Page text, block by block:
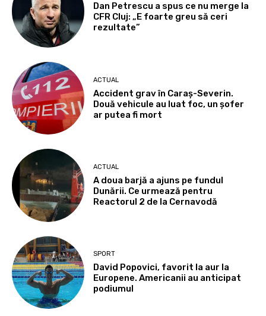
Dan Petrescu a spus ce nu merge la
CFR Cluj: „E foarte greu să ceri
rezultate”
ACTUAL
Accident grav în Caraș-Severin.
Două vehicule au luat foc, un șofer
ar putea fi mort
ACTUAL
A doua barjă a ajuns pe fundul
Dunării. Ce urmează pentru
Reactorul 2 de la Cernavodă
SPORT
David Popovici, favorit la aur la
Europene. Americanii au anticipat
podiumul